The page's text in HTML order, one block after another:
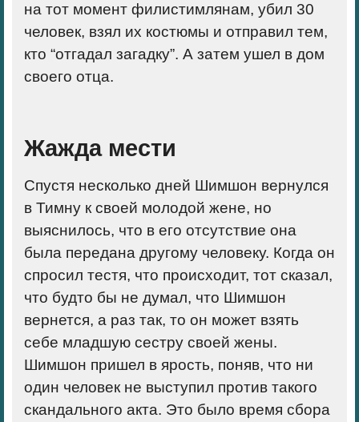
на тот момент филистимлянам, убил 30
человек, взял их костюмы и отправил тем,
кто “отгадал загадку”. А затем ушел в дом
своего отца.
Жажда мести
Спустя несколько дней Шимшон вернулся
в Тимну к своей молодой жене, но
выяснилось, что в его отсутствие она
была передана другому человеку. Когда он
спросил тестя, что происходит, тот сказал,
что будто бы не думал, что Шимшон
вернется, а раз так, то он может взять
себе младшую сестру своей жены.
Шимшон пришел в ярость, поняв, что ни
один человек не выступил против такого
скандального акта. Это было время сбора